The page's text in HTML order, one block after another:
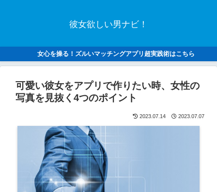
彼女欲しい男ナビ！
女心を操る！ズルいマッチングアプリ超実践術はこちら
可愛い彼女をアプリで作りたい時、女性の
写真を見抜く4つのポイント
2023.07.14 2023.07.07